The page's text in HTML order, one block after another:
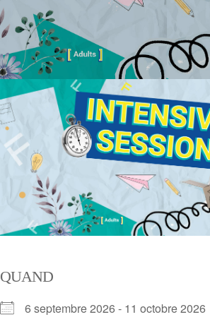
QUAND
6 septembre 2026 - 11 octobre 2026